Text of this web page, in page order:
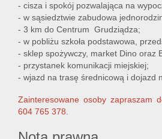
- cisza i spokój pozwalająca na
- w sąsiedztwie zabudowa
- 3 km do Centrum Grudziądza;
- w pobliżu szkoła podstawowa,
- sklep spożywczy, market Dino oraz
- przystanek komunikacji miejskiej;
- wjazd na trasę średnicową i dojazd
Zainteresowane osoby zapraszam
604 765 378.